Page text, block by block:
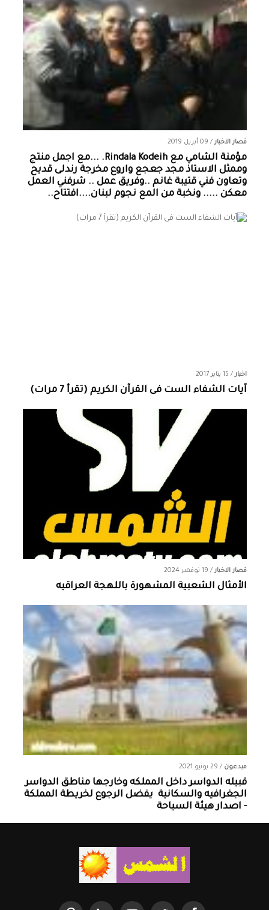
قصار الاخبار/ 09 أبريل 2019
مؤمنة الشامي‏ مع ‏‎Rindala Kodeih‎‏. ...مع اجمل منتج
وممثل الاستاذ مجد جعجع واروع مخرجة رندلى قديح
وتعاون فني قتيبة غانم ..وفريق عمل .. شرفني العمل
معكن ..... ونخبة من المع نجوم لبنان....افتتاح..
اخبار/ 15 يناير 2017
آيات الشفاء الست فى القرآن الكريم (تقرأ 7 مرات)
قصار الاخبار/ 19 نوفمبر 2024
الأمثال الشعبية المشهورة باللهجة العراقيه
مبدعون / 29 يونيو 2021
قبيله الدواسر داخل المملكه وخارجها ‏مناطق الدواسر
الجغرافيه والسكانية ‏ يفضل الرجوع لخريطة المملكة
- اصدار هيئة السياحة